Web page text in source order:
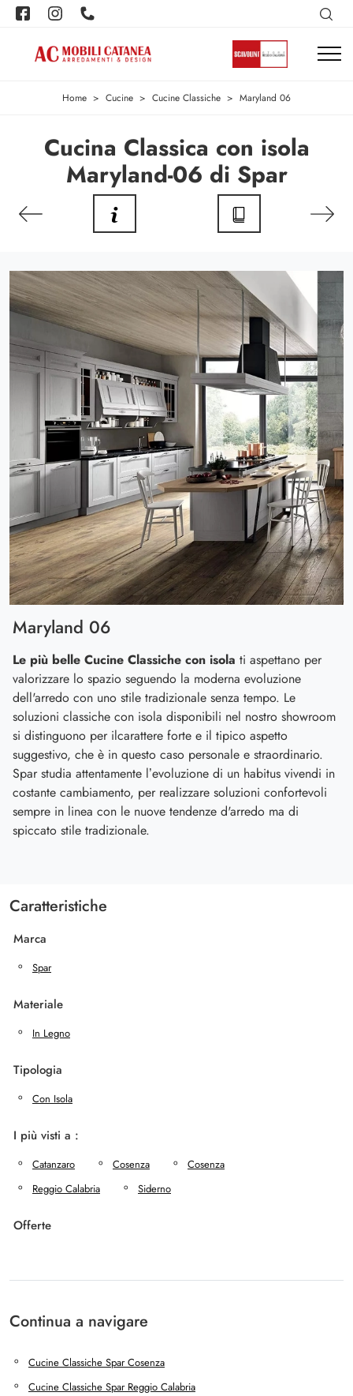
Home > Cucine > Cucine Classiche > Maryland 06
Cucina Classica con isola
Maryland-06 di Spar
Maryland 06
Le più belle Cucine Classiche con isola ti aspettano per
valorizzare lo spazio seguendo la moderna evoluzione
dell'arredo con uno stile tradizionale senza tempo. Le
soluzioni classiche con isola disponibili nel nostro showroom
si distinguono per ilcarattere forte e il tipico aspetto
suggestivo, che è in questo caso personale e straordinario.
Spar studia attentamente l’evoluzione di un habitus vivendi in
costante cambiamento, per realizzare soluzioni confortevoli
sempre in linea con le nuove tendenze d'arredo ma di
spiccato stile tradizionale.
Caratteristiche
Marca
Spar
Materiale
In Legno
Tipologia
Con Isola
I più visti a :
Catanzaro Cosenza
Cosenza
Reggio Calabria
Siderno
Offerte
Continua a navigare
Cucine Classiche Spar Cosenza
Cucine Classiche Spar Reggio Calabria